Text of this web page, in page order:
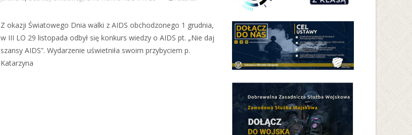
Z okazji Światowego Dnia walki z AIDS obchodzonego 1 grudnia,
w III LO 29 listopada odbył się konkurs wiedzy o AIDS pt. „Nie daj
szansy AIDS”. Wydarzenie uświetniła swoim przybyciem p.
Katarzyna